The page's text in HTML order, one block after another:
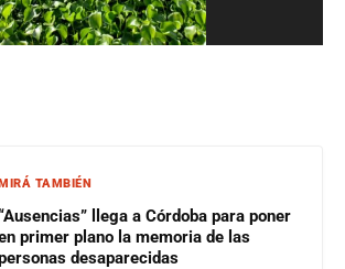
TAMBIÉN
llega a Córdoba para poner
primer plano la memoria de las
desaparecidas